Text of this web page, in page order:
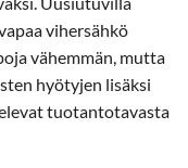
vihersähkö
vähemmän, mutta
hyötyjen lisäksi
tuotantotavasta